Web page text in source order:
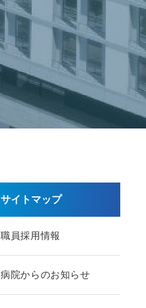
サイトマップ
職員採用情報
病院からのお知らせ